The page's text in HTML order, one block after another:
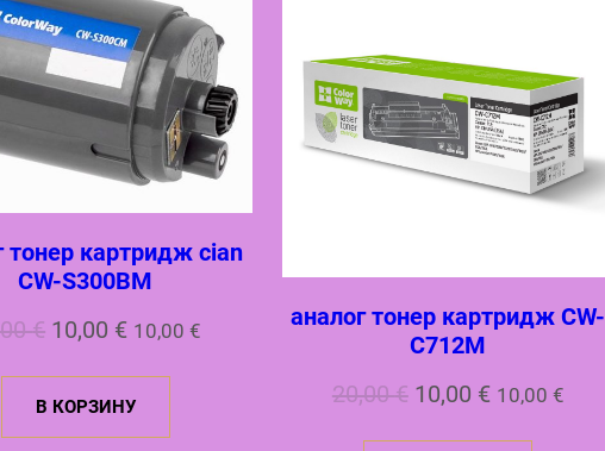
тонер картридж cian
CW-S300BM
€ Первоначальная
цена
составляла
10,00 €Текущая
цена:
10,00 €.
10,00€
В КОРЗИНУ
аналог тонер картридж CW-
C712M
20,00€ Первоначальная
цена
10,00 €Текущая
цена:
10,00 €